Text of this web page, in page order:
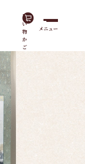
買
い
物
か
ご
メニュー